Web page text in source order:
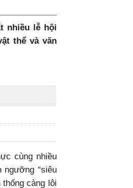
nhiều lễ hội
thể và văn
cùng nhiều
“siêu
càng lôi